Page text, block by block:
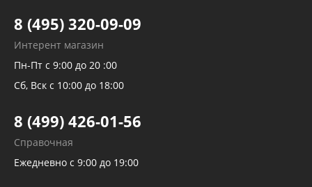
Тормозных трубок
Рукавов гидроусилителей
Рукавов компрессоров и турбин
Трубок кондиционеров
Развертка пайка медных стальных
алюминиевых трубок и штуцеров
8 (495) 320-09-09
Интерент магазин
Пн-Пт с 9:00 до 20 :00
Сб, Вск с 10:00 до 18:00
8 (499) 426-01-56
Справочная
Ежедневно с 9:00 до 19:00